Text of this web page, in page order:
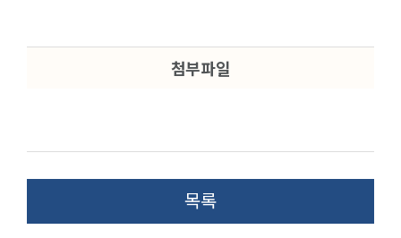
첨부파일
목록